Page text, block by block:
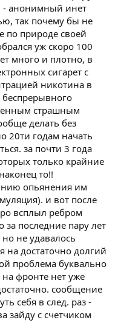
- анонимный инет
так почему бы не
по природе своей
уж скоро 100
много и плотно, в
сигарет с
никотина в
страшным
делать без
20ти годам начать
за почти 3 года
только крайние
то!!
опьянения им
и вот после
всплыл ребром
за последние пару лет
не удавалось
на достаточно долгий
проблема буквально
на фронте нет уже
сообщение
себя в след. раз -
зайду с счетчиком